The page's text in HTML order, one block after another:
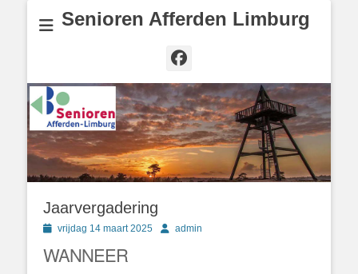
Senioren Afferden Limburg
Facebook
Jaarvergadering
Geplaatst
vrijdag 14 maart 2025 Authoradmin
WANNEER